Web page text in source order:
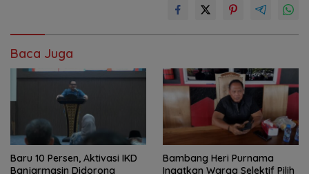
Baca Juga
Baru 10 Persen, Aktivasi IKD
Banjarmasin Didorong
Bambang Heri Purnama
Ingatkan Warga Selektif Pilih